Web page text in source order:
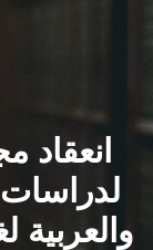
انعقاد
لدراسات
والعربية